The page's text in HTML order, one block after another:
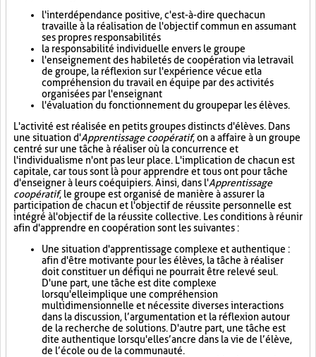
l'interdépendance positive, c'est-à-dire que chacun
travaille à la réalisation de l'objectif commun en assumant
ses propres responsabilités
la responsabilité individuelle envers le groupe
l'enseignement des habiletés de coopération via le travail
de groupe, la réflexion sur l'expérience vécue et la
compréhension du travail en équipe par des activités
organisées par l'enseignant
l'évaluation du fonctionnement du groupe par les élèves.
L'activité est réalisée en petits groupes distincts d'élèves. Dans
une situation d'Apprentissage coopératif, on a affaire à un groupe
centré sur une tâche à réaliser où la concurrence et
l'individualisme n'ont pas leur place. L'implication de chacun est
capitale, car tous sont là pour apprendre et tous ont pour tâche
d'enseigner à leurs coéquipiers. Ainsi, dans l'Apprentissage
coopératif, le groupe est organisé de manière à assurer la
participation de chacun et l'objectif de réussite personnelle est
intégré à l'objectif de la réussite collective. Les conditions à réunir
afin d'apprendre en coopération sont les suivantes :
Une situation d'apprentissage complexe et authentique :
afin d'être motivante pour les élèves, la tâche à réaliser
doit constituer un défi qui ne pourrait être relevé seul.
D'une part, une tâche est dite complexe
lorsqu'elle implique une compréhension
multidimensionnelle et nécessite diverses interactions
dans la discussion, l’argumentation et la réflexion autour
de la recherche de solutions. D'autre part, une tâche est
dite authentique lorsqu'elle s’ancre dans la vie de l’élève,
de l’école ou de la communauté.